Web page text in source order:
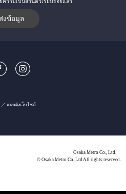
แผนผังเว็บไซต์
Osaka Metro Co., Ltd.
© Osaka Metro Co.,Ltd All rights reserved.